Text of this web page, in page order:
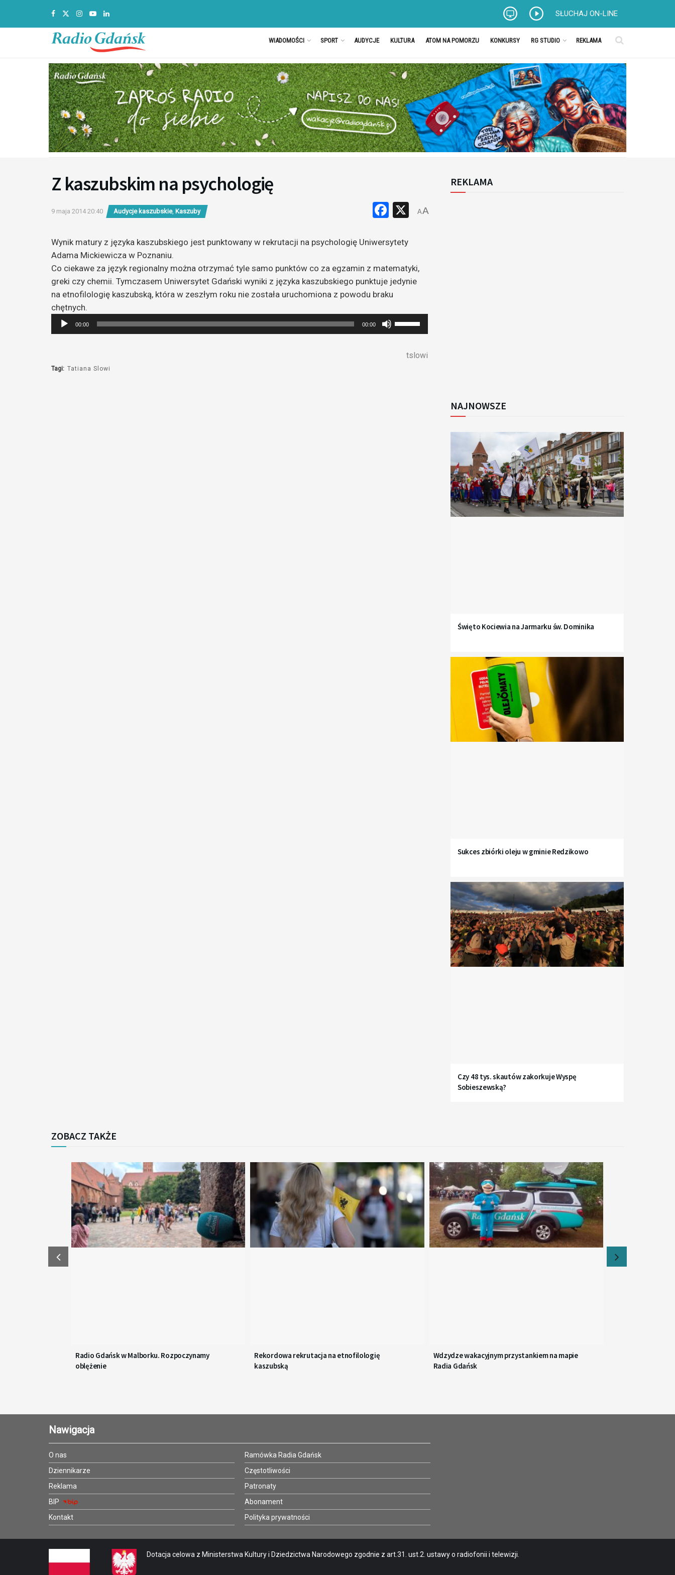
SŁUCHAJ ON-LINE
WIADOMOŚCI SPORT AUDYCJE KULTURA ATOM NA POMORZU KONKURSY RG STUDIO REKLAMA
Z kaszubskim na psychologię
9 maja 2014 20:40 Audycje kaszubskie, Kaszuby Facebook
X
AA
Wynik matury z języka kaszubskiego jest punktowany w rekrutacji na psychologię Uniwersytety
Adama Mickiewicza w Poznaniu.
Co ciekawe za język regionalny można otrzymać tyle samo punktów co za egzamin z matematyki,
greki czy chemii. Tymczasem Uniwersytet Gdański wyniki z języka kaszubskiego punktuje jedynie
na etnofilologię kaszubską, która w zeszłym roku nie została uruchomiona z powodu braku
chętnych.
Odtwarzacz
plików
00:00 00:00
Używaj
strzałek
górytslowi
Tagi: Tatiana Slowi
REKLAMA
NAJNOWSZE
Święto Kociewia na Jarmarku św. Dominika
Sukces zbiórki oleju w gminie Redzikowo
Czy 48 tys. skautów zakorkuje Wyspę
Sobieszewską?
ZOBACZ TAKŻE
Radio Gdańsk w Malborku. Rozpoczynamy
oblężenie
Rekordowa rekrutacja na etnofilologię
kaszubską
Wdzydze wakacyjnym przystankiem na mapie
Radia Gdańsk
Nawigacja
O nas
Dziennikarze
Reklama
BIP
Kontakt
Ramówka Radia Gdańsk
Częstotliwości
Patronaty
Abonament
Polityka prywatności
Dotacja celowa z Ministerstwa Kultury i Dziedzictwa Narodowego zgodnie z art.31. ust.2. ustawy o radiofonii i telewizji.